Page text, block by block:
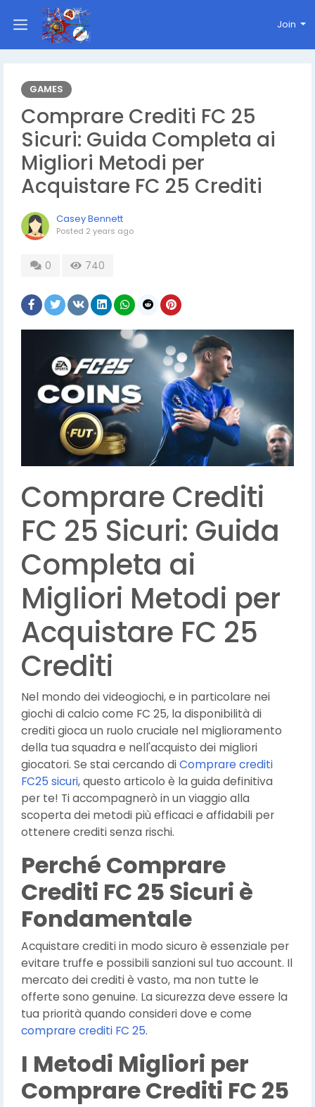
Join
GAMES
Comprare Crediti FC 25
Sicuri: Guida Completa ai
Migliori Metodi per
Acquistare FC 25 Crediti
Casey Bennett
Posted 2 years ago
0 740
Comprare Crediti
FC 25 Sicuri: Guida
Completa ai
Migliori Metodi per
Acquistare FC 25
Crediti
Nel mondo dei videogiochi, e in particolare nei
giochi di calcio come FC 25, la disponibilità di
crediti gioca un ruolo cruciale nel miglioramento
della tua squadra e nell'acquisto dei migliori
giocatori. Se stai cercando diComprare crediti
FC25 sicuri, questo articolo è la guida definitiva
per te! Ti accompagnerò in un viaggio alla
scoperta dei metodi più efficaci e affidabili per
ottenere crediti senza rischi.
Perché Comprare
Crediti FC 25 Sicuri è
Fondamentale
Acquistare crediti in modo sicuro è essenziale per
evitare truffe e possibili sanzioni sul tuo account. Il
mercato dei crediti è vasto, ma non tutte le
offerte sono genuine. La sicurezza deve essere la
tua priorità quando consideri dove e come
comprare crediti FC 25.
I Metodi Migliori per
Comprare Crediti FC 25